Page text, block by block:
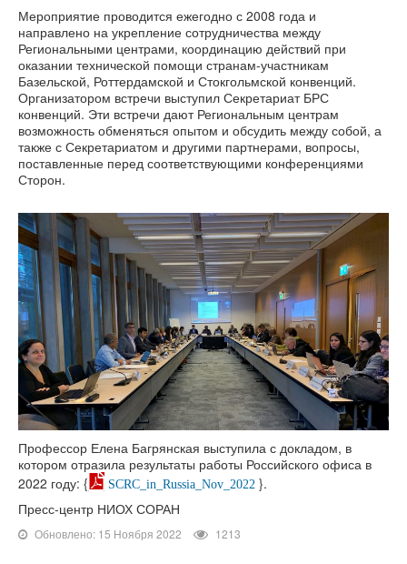
Мероприятие проводится ежегодно с 2008 года и
направлено на укрепление сотрудничества между
Региональными центрами, координацию действий при
оказании технической помощи странам-участникам
Базельской, Роттердамской и Стокгольмской конвенций.
Организатором встречи выступил Секретариат БРС
конвенций. Эти встречи дают Региональным центрам
возможность обменяться опытом и обсудить между собой, а
также с Секретариатом и другими партнерами, вопросы,
поставленные перед соответствующими конференциями
Сторон.
Профессор Елена Багрянская выступила с докладом, в
котором отразила результаты работы Российского офиса в
2022 году: {
SCRC_in_Russia_Nov_2022 }.
Пресс-центр НИОХ СОРАН
Обновлено: 15 Ноября 2022 1213